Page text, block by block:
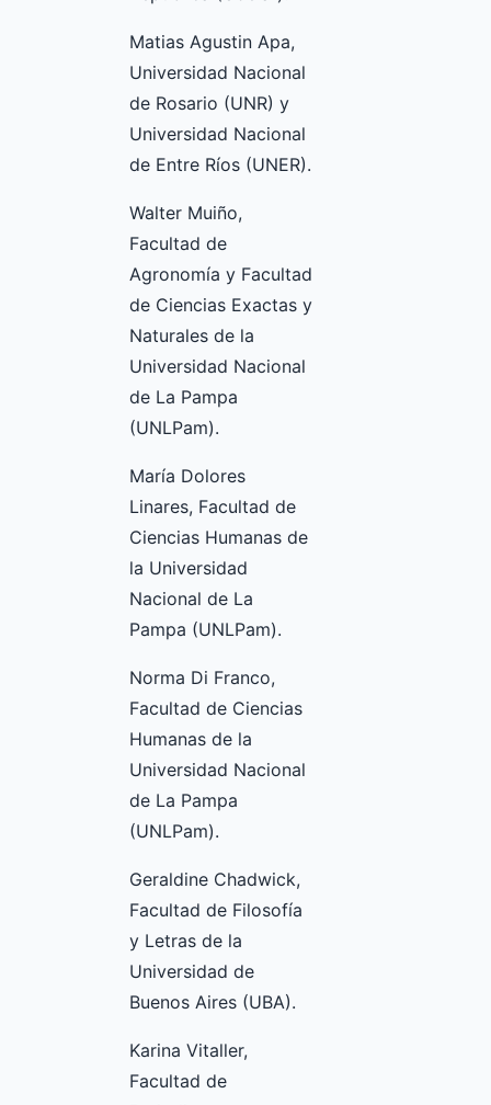
Matias Agustin Apa,
Universidad Nacional
de Rosario (UNR) y
Universidad Nacional
de Entre Ríos (UNER).
Walter Muiño,
Facultad de
Agronomía y Facultad
de Ciencias Exactas y
Naturales de la
Universidad Nacional
de La Pampa
(UNLPam).
María Dolores
Linares, Facultad de
Ciencias Humanas de
la Universidad
Nacional de La
Pampa (UNLPam).
Norma Di Franco,
Facultad de Ciencias
Humanas de la
Universidad Nacional
de La Pampa
(UNLPam).
Geraldine Chadwick,
Facultad de Filosofía
y Letras de la
Universidad de
Buenos Aires (UBA).
Karina Vitaller,
Facultad de